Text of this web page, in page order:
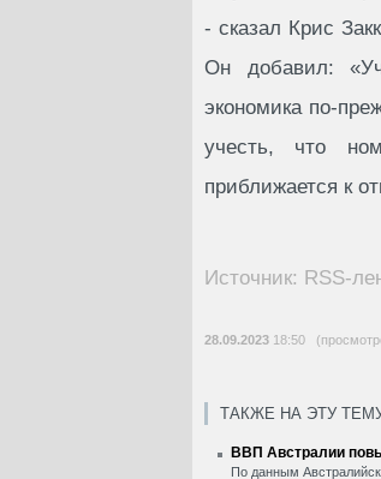
- сказал Крис
Он добавил:
экономика по-
учесть, что
приближается к
Источник: RSS-
28.09.2023 18:50
ТАКЖЕ НА ЭТУ
ВВП Австралии
По данным